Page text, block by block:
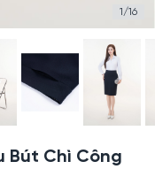
1/16
Bút Chì Công